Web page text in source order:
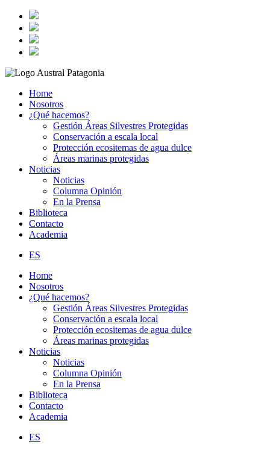
Home
Nosotros
¿Qué hacemos?
Gestión Áreas Silvestres Protegidas
Conservación a escala local
Protección ecositemas de agua dulce
Áreas marinas protegidas
Noticias
Noticias
Columna Opinión
En la Prensa
Biblioteca
Contacto
Academia
ES
Home
Nosotros
¿Qué hacemos?
Gestión Áreas Silvestres Protegidas
Conservación a escala local
Protección ecositemas de agua dulce
Áreas marinas protegidas
Noticias
Noticias
Columna Opinión
En la Prensa
Biblioteca
Contacto
Academia
ES